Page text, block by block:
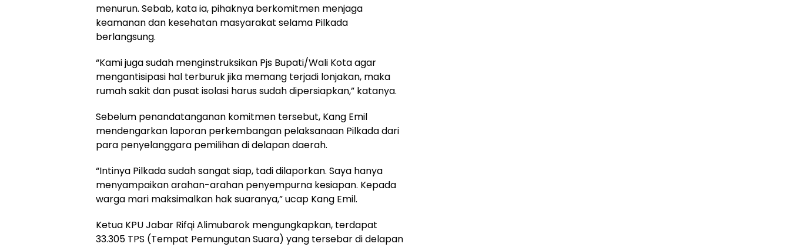
menurun. Sebab, kata ia, pihaknya berkomitmen menjaga
keamanan dan kesehatan masyarakat selama Pilkada
berlangsung.
“Kami juga sudah menginstruksikan Pjs Bupati/Wali Kota agar
mengantisipasi hal terburuk jika memang terjadi lonjakan, maka
rumah sakit dan pusat isolasi harus sudah dipersiapkan,” katanya.
Sebelum penandatanganan komitmen tersebut, Kang Emil
mendengarkan laporan perkembangan pelaksanaan Pilkada dari
para penyelanggara pemilihan di delapan daerah.
“Intinya Pilkada sudah sangat siap, tadi dilaporkan. Saya hanya
menyampaikan arahan-arahan penyempurna kesiapan. Kepada
warga mari maksimalkan hak suaranya,” ucap Kang Emil.
Ketua KPU Jabar Rifqi Alimubarok mengungkapkan, terdapat
33.305 TPS (Tempat Pemungutan Suara) yang tersebar di delapan